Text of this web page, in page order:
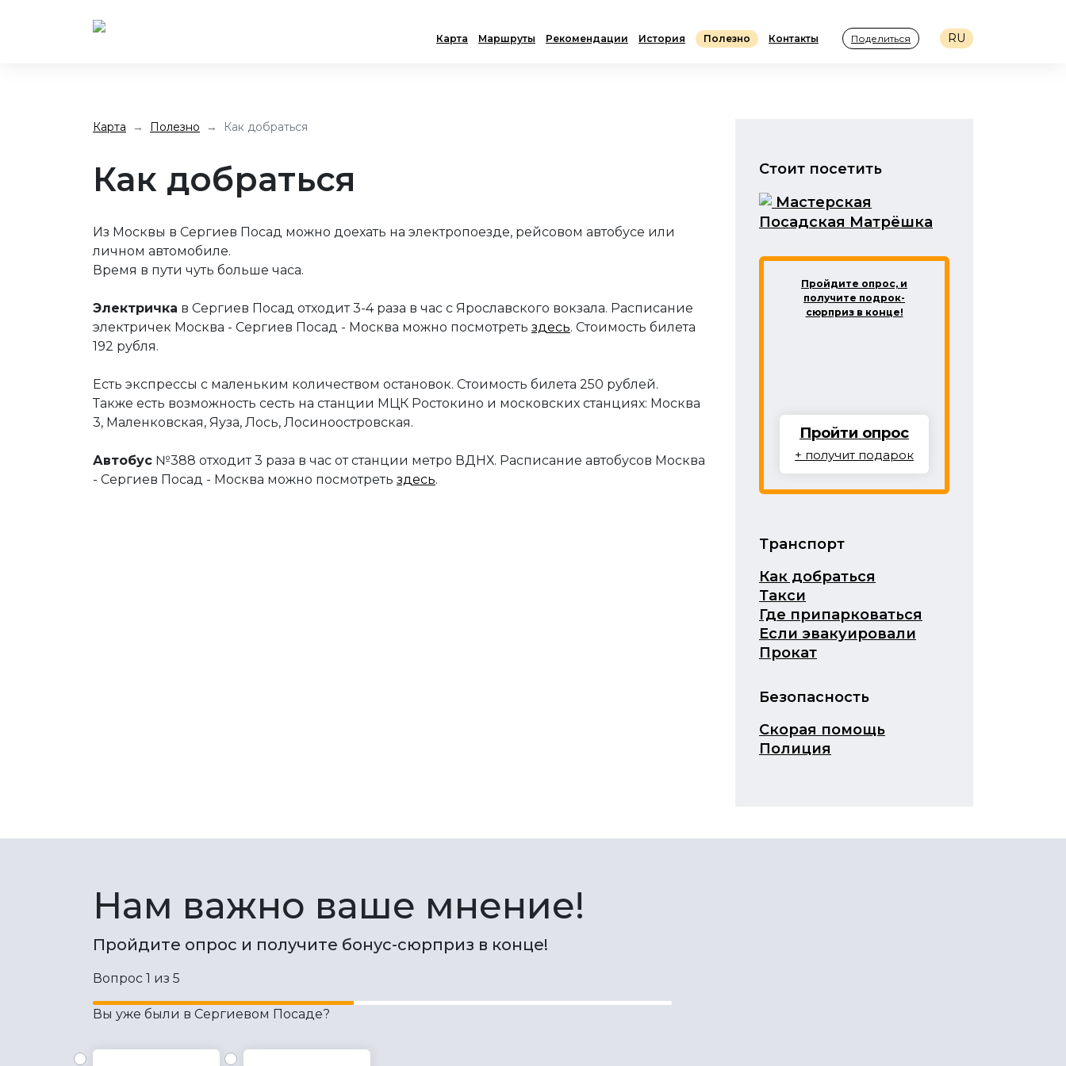
Карта Маршруты Рекомендации История Полезно Контакты Поделиться RU
Карта Полезно Как добраться
Как добраться
Из Москвы в Сергиев Посад можно доехать на электропоезде, рейсовом автобусе или
личном автомобиле.
Время в пути чуть больше часа.
Электричка в Сергиев Посад отходит 3-4 раза в час с Ярославского вокзала. Расписание
электричек Москва - Сергиев Посад - Москва можно посмотреть здесь. Стоимость билета
192 рубля.
Есть экспрессы с маленьким количеством остановок. Стоимость билета 250 рублей.
Также есть возможность сесть на станции МЦК Ростокино и московских станциях: Москва
3, Маленковская, Яуза, Лось, Лосиноостровская.
Автобус №388 отходит 3 раза в час от станции метро ВДНХ. Расписание автобусов Москва
- Сергиев Посад - Москва можно посмотреть здесь.
Стоит посетить
Мастерская
‎Посадская Матрёшка
Пройдите опрос, и
получите подрок-
сюрприз в конце!
Пройти опрос
+ получит подарок
Транспорт
Как добраться
Такси
Где припарковаться
Если эвакуировали
Прокат
Безопасность
Скорая помощь
Полиция
Нам важно ваше мнение!
Пройдите опрос и получите бонус-сюрприз в конце!
Вопрос 1 из 5
Вы уже были в Сергиевом Посаде?